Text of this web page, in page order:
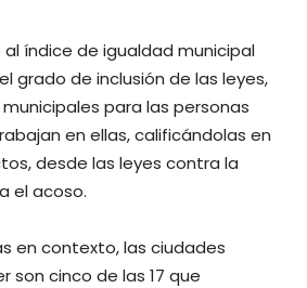
al índice de igualdad municipal
grado de inclusión de las leyes,
para las personas
en ellas, calificándolas en
desde las leyes contra la
el acoso.
en contexto, las ciudades
son cinco de las 17 que